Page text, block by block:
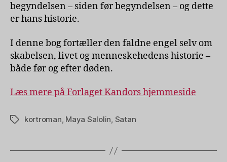
begyndelsen – siden før begyndelsen – og dette
er hans historie.
I denne bog fortæller den faldne engel selv om
skabelsen, livet og menneskehedens historie –
både før og efter døden.
Læs mere på Forlaget Kandors hjemmeside
Tagskortroman, Maya Salolin, Satan